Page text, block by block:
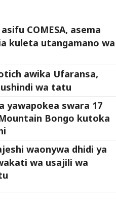
COMESA, asema
kuleta utangamano wa
awika Ufaransa,
wa tatu
yawapokea swara 17
Bongo kutoka
waonywa dhidi ya
wa usajili wa